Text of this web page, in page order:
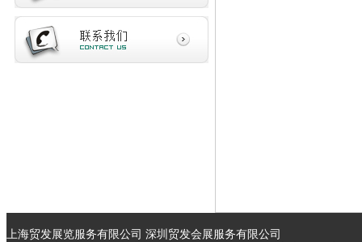
上海贸发展览服务有限公司 深圳贸发会展服务有限公司